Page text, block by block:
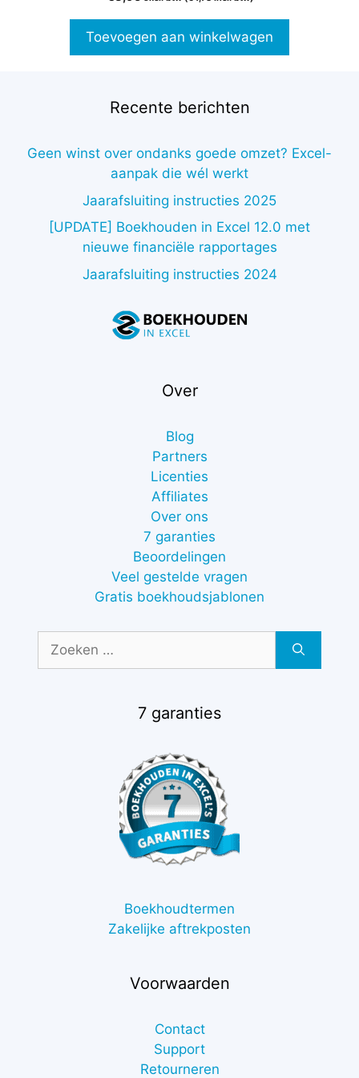
v
5
Toevoegen aan winkelwagen
Recente berichten
Geen winst over ondanks goede omzet? Excel-
aanpak die wél werkt
Jaarafsluiting instructies 2025
[UPDATE] Boekhouden in Excel 12.0 met
nieuwe financiële rapportages
Jaarafsluiting instructies 2024
Over
Blog
Partners
Licenties
Affiliates
Over ons
7 garanties
Beoordelingen
Veel gestelde vragen
Gratis boekhoudsjablonen
naar:
7 garanties
Boekhoudtermen
Zakelijke aftrekposten
Voorwaarden
Contact
Support
Retourneren